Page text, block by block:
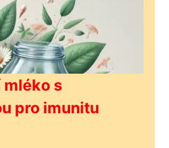
mléko s
pro imunitu